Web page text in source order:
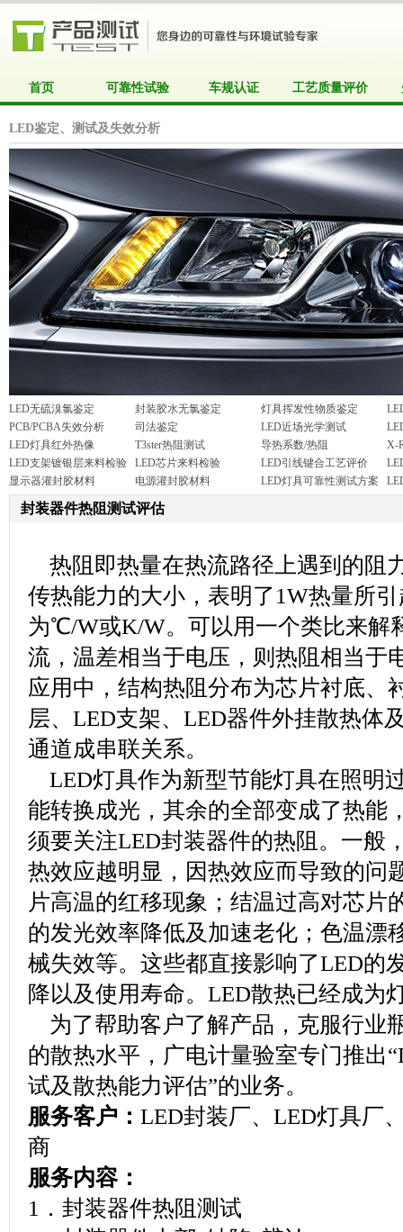
首页 可靠性试验 车规认证 工艺质量评价
LED鉴定、测试及失效分析
LED无硫溴氯鉴定 封装胶水无氯鉴定 灯具挥发性物质鉴定
PCB/PCBA失效分析
司法鉴定 LED近场光学测试
LED灯具红外热像
T3ster热阻测试 导热系数/热阻
X-
LED支架镀银层来料检验
LED芯片来料检验 LED引线键合工艺评价
显示器灌封胶材料
电源灌封胶材料 LED灯具可靠性测试方案
封装器件热阻测试评估
热阻即热量在热流路径上遇到的阻
传热能力的大小，表明了1W热量所
为℃/W或K/W。可以用一个类比来解
流，温差相当于电压，则热阻相当于
应用中，结构热阻分布为芯片衬底、
层、LED支架、LED器件外挂散热体
通道成串联关系。
LED灯具作为新型节能灯具在照明
能转换成光，其余的全部变成了热能
须要关注LED封装器件的热阻。一般
热效应越明显，因热效应而导致的问
片高温的红移现象；结温过高对芯片
的发光效率降低及加速老化；色温漂
械失效等。这些都直接影响了LED的
降以及使用寿命。LED散热已经成为
为了帮助客户了解产品，克服行业
的散热水平，广电计量验室专门推出
试及散热能力评估”的业务。
服务客户： LED封装厂、LED灯具厂
商
服务内容：
1．封装器件热阻测试